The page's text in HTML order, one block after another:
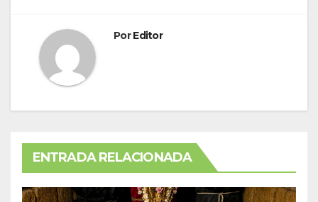
PorEditor
ENTRADA RELACIONADA